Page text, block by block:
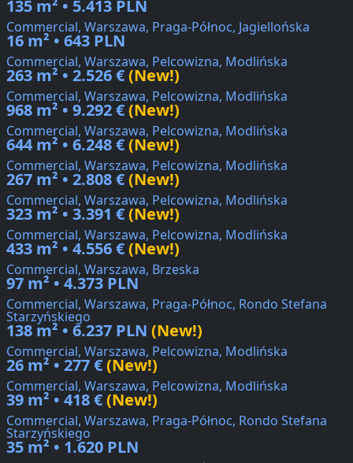
135 m² • 5.413 PLN
Commercial, Warszawa, Praga-Północ, Jagiellońska
16 m² • 643 PLN
Commercial, Warszawa, Pelcowizna, Modlińska
263 m² • 2.526 €(New!)
Commercial, Warszawa, Pelcowizna, Modlińska
968 m² • 9.292 €(New!)
Commercial, Warszawa, Pelcowizna, Modlińska
644 m² • 6.248 €(New!)
Commercial, Warszawa, Pelcowizna, Modlińska
267 m² • 2.808 €(New!)
Commercial, Warszawa, Pelcowizna, Modlińska
323 m² • 3.391 €(New!)
Commercial, Warszawa, Pelcowizna, Modlińska
433 m² • 4.556 €(New!)
Commercial, Warszawa, Brzeska
97 m² • 4.373 PLN
Commercial, Warszawa, Praga-Północ, Rondo Stefana
Starzyńskiego
138 m² • 6.237 PLN (New!)
Commercial, Warszawa, Pelcowizna, Modlińska
26 m² • 277 €(New!)
Commercial, Warszawa, Pelcowizna, Modlińska
39 m² • 418 €(New!)
Commercial, Warszawa, Praga-Północ, Rondo Stefana
Starzyńskiego
35 m² • 1.620 PLN